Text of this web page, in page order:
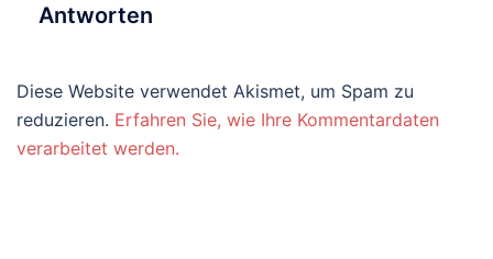
Antworten
Diese Website verwendet Akismet, um Spam zu
reduzieren. Erfahren Sie, wie Ihre Kommentardaten
verarbeitet werden.